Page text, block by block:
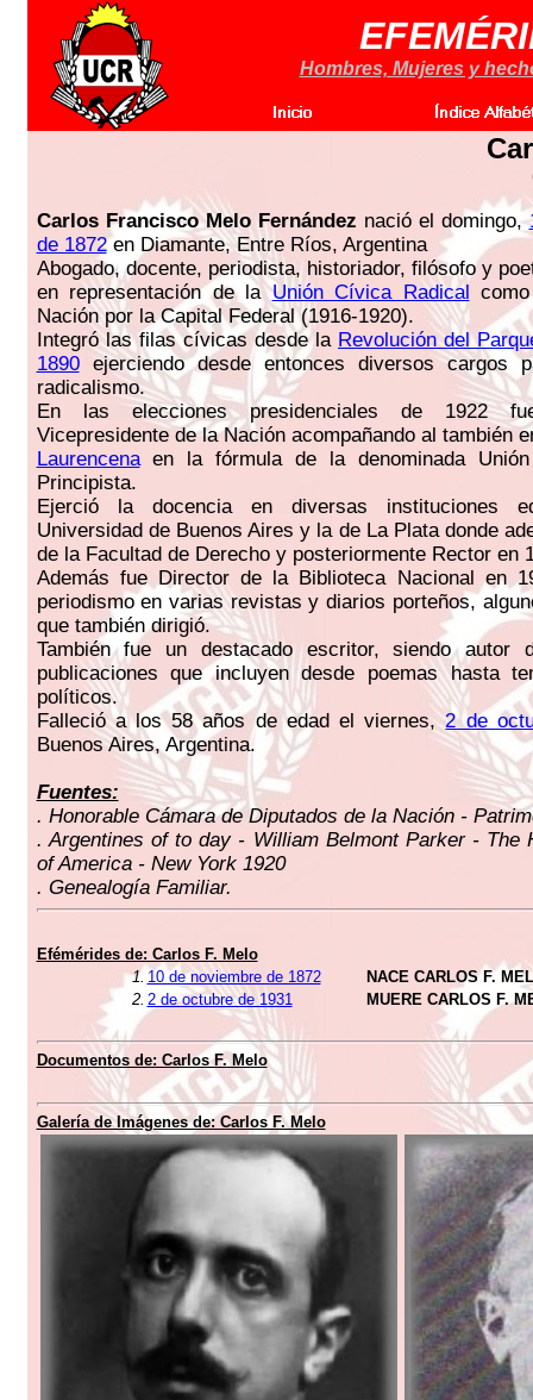
Hombres, Mujeres y
Carlos Francisco Melo Fernández nació el domingo,
de 1872en Diamante, Entre Ríos, Argentina
Abogado, docente, periodista, historiador, filósofo y
en representación de laUnión Cívica Radical
Nación por la Capital Federal (1916-1920).
Integró las filas cívicas desde la Revolución del
1890ejerciendo desde entonces diversos cargos
radicalismo.
En las elecciones presidenciales de 1922
Vicepresidente de la Nación acompañando al también
Laurencenaen la fórmula de la denominada
Principista.
Ejerció la docencia en diversas instituciones
Universidad de Buenos Aires y la de La Plata donde
de la Facultad de Derecho y posteriormente Rector en
Además fue Director de la Biblioteca Nacional en
periodismo en varias revistas y diarios porteños,
que también dirigió.
También fue un destacado escritor, siendo autor
publicaciones que incluyen desde poemas hasta
políticos.
Falleció a los 58 años de edad el viernes,2 de
Buenos Aires, Argentina.
Fuentes:
. Honorable Cámara de Diputados de la Nación -
. Argentines of to day - William Belmont Parker - The
of America - New York 1920
. Genealogía Familiar.
Efémérides de: Carlos F. Melo
1. 10 de noviembre de 1872
NACE CARLOS F.
2. 2 de octubre de 1931 MUERE CARLOS F.
Documentos de: Carlos F. Melo
Galería de Imágenes de: Carlos F. Melo